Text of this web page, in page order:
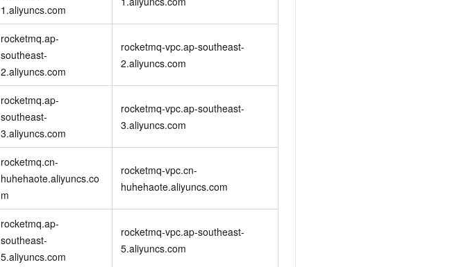
1.aliyuncs.com
rocketmq.ap-
southeast-
2.aliyuncs.com
rocketmq-vpc.ap-southeast-
2.aliyuncs.com
rocketmq.ap-
southeast-
3.aliyuncs.com
rocketmq-vpc.ap-southeast-
3.aliyuncs.com
rocketmq.cn-
huhehaote.aliyuncs.co
m
rocketmq-vpc.cn-
huhehaote.aliyuncs.com
rocketmq.ap-
southeast-
5.aliyuncs.com
rocketmq-vpc.ap-southeast-
5.aliyuncs.com